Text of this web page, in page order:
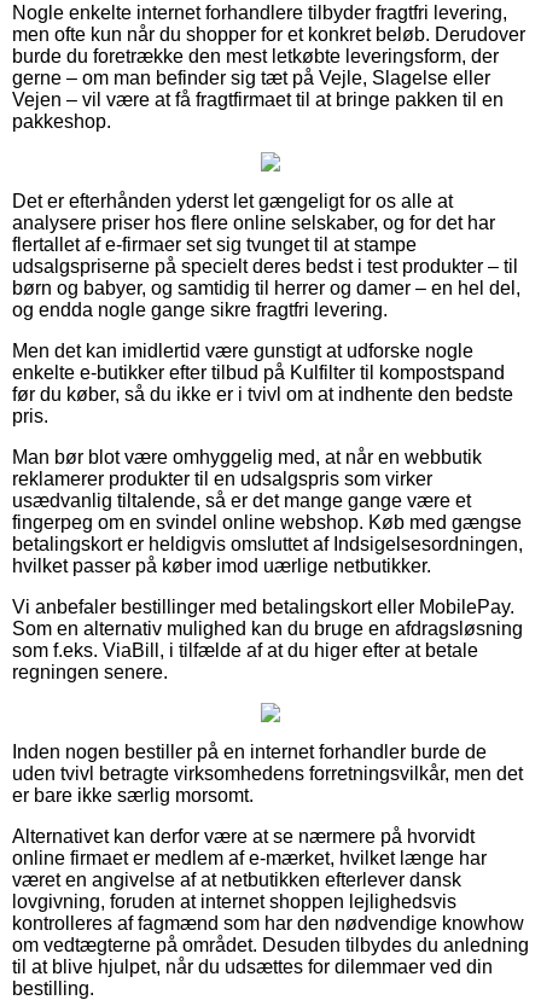
Nogle enkelte internet forhandlere tilbyder fragtfri levering,
men ofte kun når du shopper for et konkret beløb. Derudover
burde du foretrække den mest letkøbte leveringsform, der
gerne – om man befinder sig tæt på Vejle, Slagelse eller
Vejen – vil være at få fragtfirmaet til at bringe pakken til en
pakkeshop.
Det er efterhånden yderst let gængeligt for os alle at
analysere priser hos flere online selskaber, og for det har
flertallet af e-firmaer set sig tvunget til at stampe
udsalgspriserne på specielt deres bedst i test produkter – til
børn og babyer, og samtidig til herrer og damer – en hel del,
og endda nogle gange sikre fragtfri levering.
Men det kan imidlertid være gunstigt at udforske nogle
enkelte e-butikker efter tilbud på Kulfilter til kompostspand
før du køber, så du ikke er i tvivl om at indhente den bedste
pris.
Man bør blot være omhyggelig med, at når en webbutik
reklamerer produkter til en udsalgspris som virker
usædvanlig tiltalende, så er det mange gange være et
fingerpeg om en svindel online webshop. Køb med gængse
betalingskort er heldigvis omsluttet af Indsigelsesordningen,
hvilket passer på køber imod uærlige netbutikker.
Vi anbefaler bestillinger med betalingskort eller MobilePay.
Som en alternativ mulighed kan du bruge en afdragsløsning
som f.eks. ViaBill, i tilfælde af at du higer efter at betale
regningen senere.
Inden nogen bestiller på en internet forhandler burde de
uden tvivl betragte virksomhedens forretningsvilkår, men det
er bare ikke særlig morsomt.
Alternativet kan derfor være at se nærmere på hvorvidt
online firmaet er medlem af e-mærket, hvilket længe har
været en angivelse af at netbutikken efterlever dansk
lovgivning, foruden at internet shoppen lejlighedsvis
kontrolleres af fagmænd som har den nødvendige knowhow
om vedtægterne på området. Desuden tilbydes du anledning
til at blive hjulpet, når du udsættes for dilemmaer ved din
bestilling.